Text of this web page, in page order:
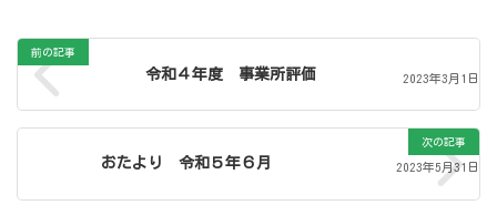
前の記事
令和４年度 事業所評価 2023年3月1日
次の記事
おたより 令和５年６月 2023年5月31日